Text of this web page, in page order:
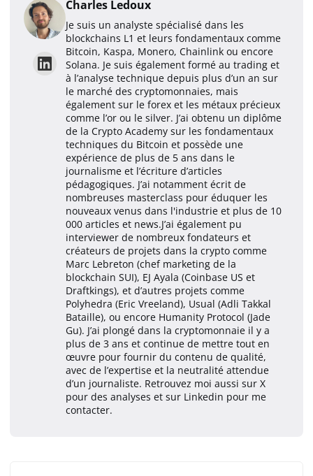
Charles Ledoux
Je suis un analyste spécialisé dans les
blockchains L1 et leurs fondamentaux comme
Bitcoin, Kaspa, Monero, Chainlink ou encore
Solana. Je suis également formé au trading et
à l’analyse technique depuis plus d’un an sur
le marché des cryptomonnaies, mais
également sur le forex et les métaux précieux
comme l’or ou le silver. J’ai obtenu un diplôme
de la Crypto Academy sur les fondamentaux
techniques du Bitcoin et possède une
expérience de plus de 5 ans dans le
journalisme et l’écriture d’articles
pédagogiques. J’ai notamment écrit de
nombreuses masterclass pour éduquer les
nouveaux venus dans l'industrie et plus de 10
000 articles et news.J’ai également pu
interviewer de nombreux fondateurs et
créateurs de projets dans la crypto comme
Marc Lebreton (chef marketing de la
blockchain SUI), EJ Ayala (Coinbase US et
Draftkings), et d’autres projets comme
Polyhedra (Eric Vreeland), Usual (Adli Takkal
Bataille), ou encore Humanity Protocol (Jade
Gu). J’ai plongé dans la cryptomonnaie il y a
plus de 3 ans et continue de mettre tout en
œuvre pour fournir du contenu de qualité,
avec de l’expertise et la neutralité attendue
d’un journaliste. Retrouvez moi aussi sur X
pour des analyses et sur Linkedin pour me
contacter.